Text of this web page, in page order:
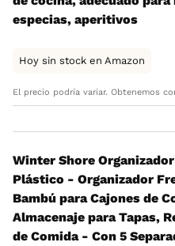
especias, aperitivos
Hoy sin stock en Amazon
El precio podría variar. Obtenemos
Winter Shore
Plástico - Organizador
Bambú para Cajones de
Almacenaje para Tapas,
de Comida - Con 5